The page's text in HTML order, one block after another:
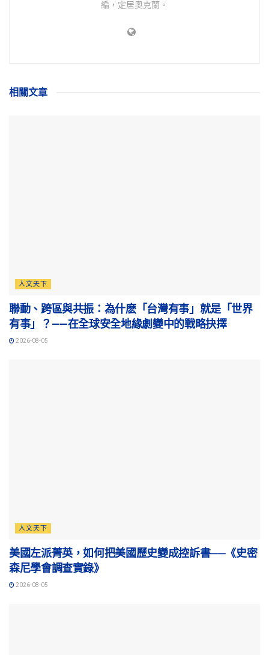
編，定居奧克蘭。
相關文章
人文天下
聯動、跨區與共振：為什麽「台灣有事」就是「世界
有事」？——在全球安全地緣劇變中的戰略抉擇
2026-08-05
人文天下
美國左派菁英，如何把美國歷史變成控訴書──《史密
森尼學會調查實錄》
2026-08-05